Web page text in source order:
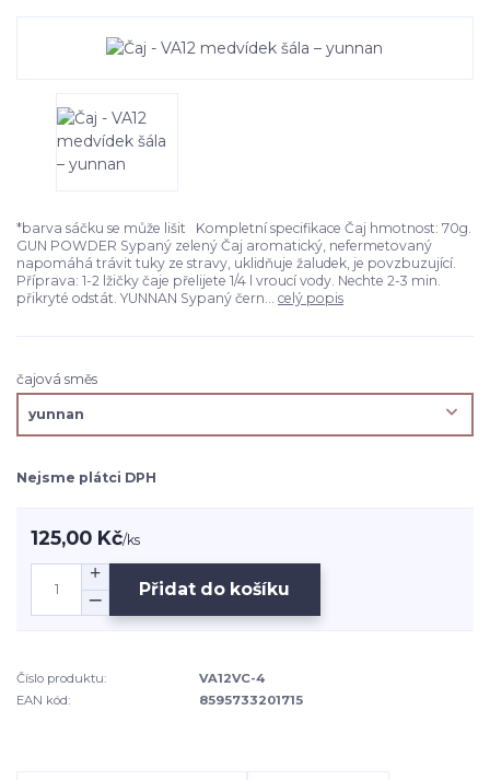
*barva sáčku se může lišit Kompletní specifikace Čaj hmotnost: 70g.
GUN POWDER Sypaný zelený Čaj aromatický, nefermetovaný
napomáhá trávit tuky ze stravy, uklidňuje žaludek, je povzbuzující.
Příprava: 1-2 lžičky čaje přelijete 1/4 l vroucí vody. Nechte 2-3 min.
přikryté odstát. YUNNAN Sypaný čern... celý popis
čajová směs
Nejsme plátci DPH
125,00 Kč/ks
Přidat do košíku
Číslo produktu:
VA12VC-4
EAN kód:
8595733201715